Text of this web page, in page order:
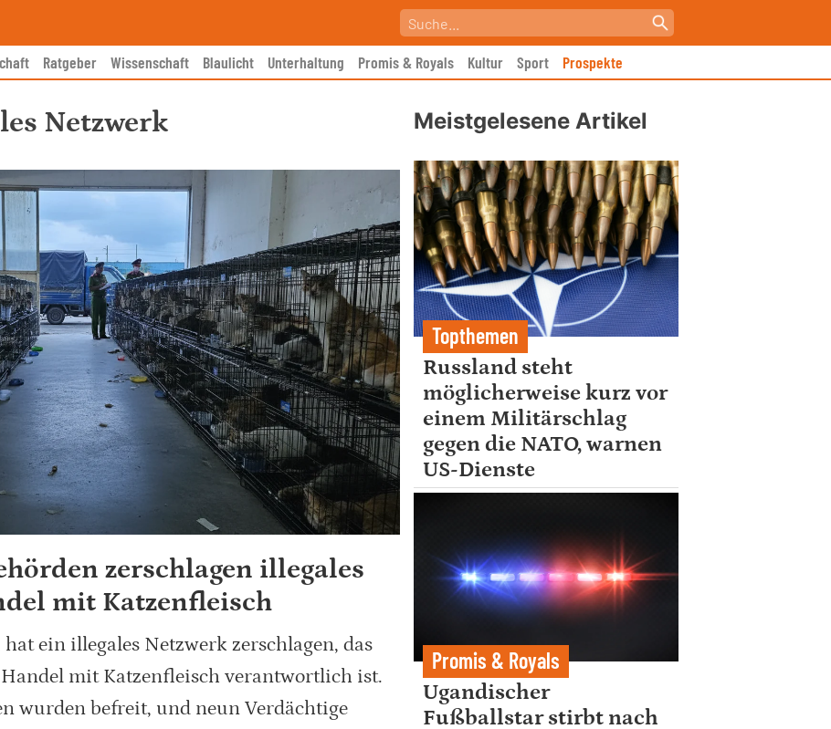
Ratgeber Wissenschaft Blaulicht Unterhaltung Promis & Royals Kultur Sport Prospekte
Netzwerk
zerschlagen illegales
mit Katzenfleisch
ein illegales Netzwerk zerschlagen, das
mit Katzenfleisch verantwortlich ist.
wurden befreit, und neun Verdächtige
Meistgelesene Artikel
Topthemen
Russland steht
möglicherweise kurz vor
einem Militärschlag
gegen die NATO, warnen
US-Dienste
Promis & Royals
Ugandischer
Fußballstar stirbt nach